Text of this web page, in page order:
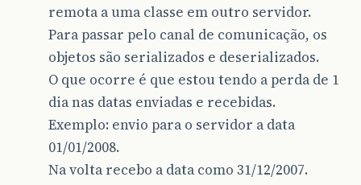
remota a uma classe em outro servidor.
Para passar pelo canal de comunicação, os
objetos são serializados e deserializados.
O que ocorre é que estou tendo a perda de 1
dia nas datas enviadas e recebidas.
Exemplo: envio para o servidor a data
01/01/2008.
Na volta recebo a data como 31/12/2007.